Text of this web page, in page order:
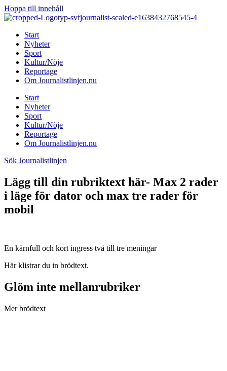
Hoppa till innehåll
Start
Nyheter
Sport
Kultur/Nöje
Reportage
Om Journalistlinjen.nu
Start
Nyheter
Sport
Kultur/Nöje
Reportage
Om Journalistlinjen.nu
Sök Journalistlinjen
Lägg till din rubriktext här- Max 2 rader
i läge för dator och max tre rader för
mobil
En kärnfull och kort ingress två till tre meningar
Här klistrar du in brödtext.
Glöm inte mellanrubriker
Mer brödtext